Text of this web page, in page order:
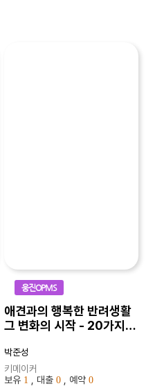
웅진OPMS
애견과의 행복한 반려생활
그 변화의 시작 - 20가지
박준성
키메이커
보유 1 , 대출 0 , 예약 0